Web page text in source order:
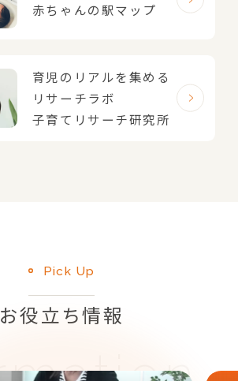
赤ちゃんの駅マップ
育児のリアルを集める
リサーチラボ
子育てリサーチ研究所
Pick Up
お役立ち情報